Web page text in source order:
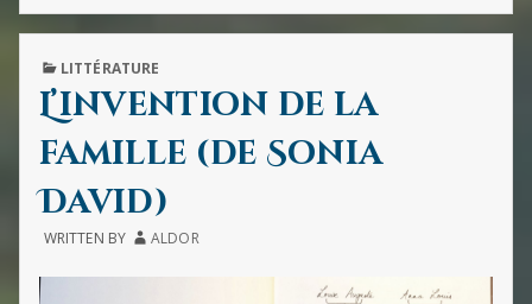
des
images
et
des
sons
PUBLISHED
LITTÉRATURE
L’invention de la
famille (de Sonia
David)
WRITTEN BY ALDOR